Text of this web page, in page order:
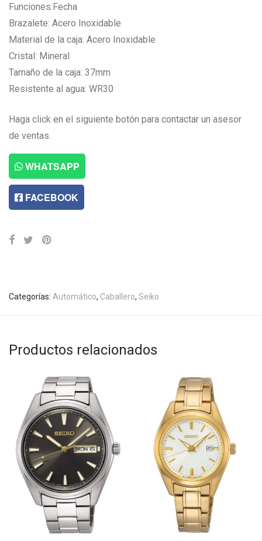
Funciones:Fecha
Brazalete: Acero Inoxidable
Material de la caja: Acero Inoxidable
Cristal: Mineral
Tamaño de la caja: 37mm
Resistente al agua: WR30
Haga click en el siguiente botón para contactar un asesor
de ventas.
WHATSAPP
FACEBOOK
Categorías: Automático, Caballero, Seiko
Productos relacionados